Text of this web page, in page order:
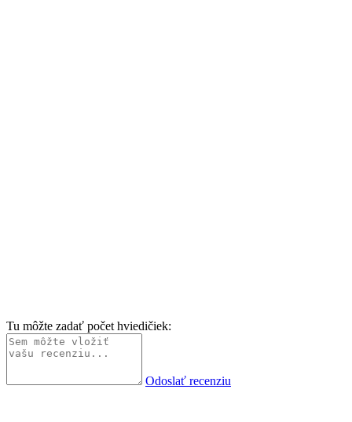
Tu môžte zadať počet hviedičiek:
Odoslať recenziu